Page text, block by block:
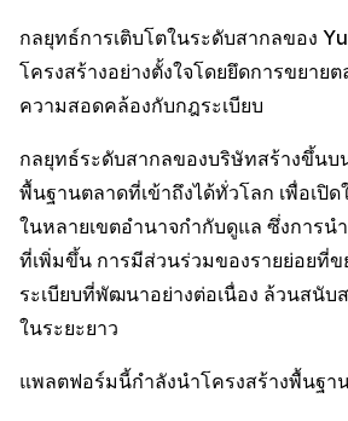
กลยุทธ์การเติบโตในระดับสากลของ
โครงสร้างอย่างตั้งใจโดยยึดการขยายต
ความสอดคล้องกับกฎระเบียบ
กลยุทธ์ระดับสากลของบริษัทสร้างขึ้นบ
พื้นฐานตลาดที่เข้าถึงได้ทั่วโลก เพื่อเปิ
ในหลายเขตอำนาจกำกับดูแล ซึ่งการน
ที่เพิ่มขึ้น การมีส่วนร่วมของรายย่อยที่
ระเบียบที่พัฒนาอย่างต่อเนื่อง ล้วนสนั
ในระยะยาว
แพลตฟอร์มนี้กำลังนำโครงสร้างพื้นฐา